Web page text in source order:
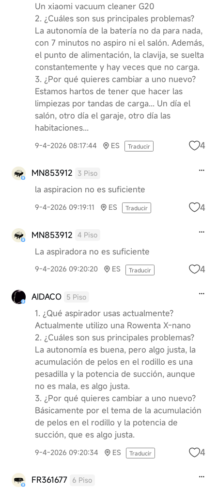
Un xiaomi vacuum cleaner G20
2. ¿Cuáles son sus principales problemas?
La autonomía de la batería no da para nada,
con 7 minutos no aspiro ni el salón. Además,
el punto de alimentación, la clavija, se suelta
constantemente y hay veces que no carga.
3. ¿Por qué quieres cambiar a uno nuevo?
Estamos hartos de tener que hacer las
limpiezas por tandas de carga... Un día el
salón, otro día el garaje, otro día las
habitaciones...
9-4-2026 08:17:44 ES Traducir 4
MN853912 3 Piso
la aspiracion no es suficiente
9-4-2026 09:19:11 ES Traducir 4
MN853912 4 Piso
La aspìradora no es suficiente
9-4-2026 09:20:20 ES Traducir 4
AIDACO 5 Piso
1. ¿Qué aspirador usas actualmente?
Actualmente utilizo una Rowenta X-nano
2. ¿Cuáles son sus principales problemas?
La autonomía es buena, pero algo justa, la
acumulación de pelos en el rodillo es una
pesadilla y la potencia de succión, aunque
no es mala, es algo justa.
3. ¿Por qué quieres cambiar a uno nuevo?
Básicamente por el tema de la acumulación
de pelos en el rodillo y la potencia de
succión, que es algo justa.
9-4-2026 09:20:34 ES Traducir 4
FR361677 6 Piso